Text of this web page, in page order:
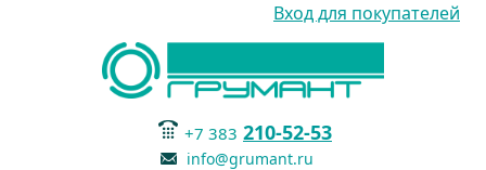
Вход для покупателей
+7 383 210-52-53
info@grumant.ru